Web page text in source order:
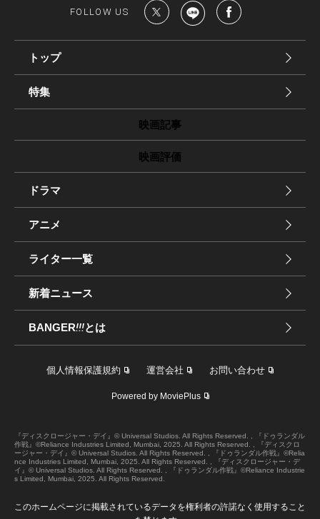
FOLLOW US
トップ
特集
映画記事
映画評価
ドラマ
アニメ
ライター一覧
新着ニュース
BANGER!!!とは
個人情報保護規約 運営会社 お問い合わせ
Powered by MoviePlus
『ディスクロージャー・デイ』© Universal Studios. All Rights Reserved. , 『ドゥランダル
作戦』©Reliance Industries Limited, Mumbai, 2025. All Rights Reserved. , 『ディスクロ
ージャー・デイ』© Universal Studios. All Rights Reserved. , 『ドゥランダル作戦』©Relia
nce Industries Limited, Mumbai, 2025. All Rights Reserved. , 『ディスクロージャー・デ
イ』© Universal Studios. All Rights Reserved. , 『ドゥランダル作戦』©Reliance Industrie
s Limited, Mumbai, 2025. All Rights Reserved.
このホームページに掲載されているデータを権利者の許諾なく使用すること